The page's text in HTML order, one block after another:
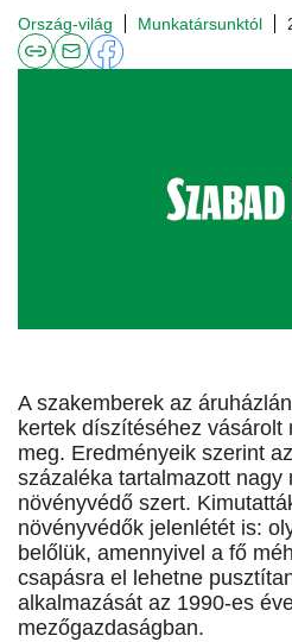
Ország-világ Munkatársunktól
A szakemberek az
kertek díszítéséhez vásárolt
meg. Eredményeik szerint
százaléka tartalmazott nagy
növényvédő szert.
növényvédők jelenlétét is:
belőlük, amennyivel a fő
csapásra el lehetne
alkalmazását az 1990-es
mezőgazdaságban.